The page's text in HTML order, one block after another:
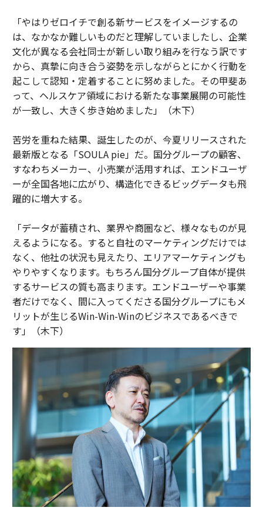
「やはりゼロイチで創る新サービスをイメージするの
は、なかなか難しいものだと理解していましたし、企業
文化が異なる会社同士が新しい取り組みを行なう訳です
から、真摯に向き合う姿勢を示しながらとにかく行動を
起こして認知・定着することに努めました。その甲斐あ
って、ヘルスケア領域における新たな事業展開の可能性
が一致し、大きく歩き始めました」（木下）
苦労を重ねた結果、誕生したのが、今夏リリースされた
最新版となる「SOULA pie」だ。国分グループの顧客、
すなわちメーカー、小売業が活用すれば、エンドユーザ
ーが全国各地に広がり、構造化できるビッグデータも飛
躍的に増大する。
「データが蓄積され、業界や商圏など、様々なものが見
えるようになる。すると自社のマーケティングだけでは
なく、他社の状況も見えたり、エリアマーケティングも
やりやすくなります。もちろん国分グループ自体が提供
するサービスの質も高まります。エンドユーザーや事業
者だけでなく、間に入ってくださる国分グループにもメ
リットが生じるWin-Win-Winのビジネスであるべきで
す」（木下）